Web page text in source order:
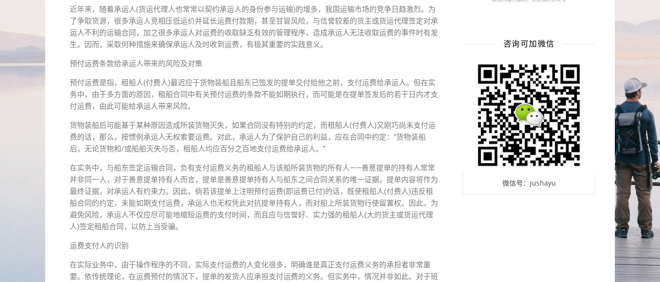
近年来，随着承运人(货运代理人也常常以契约承运人的身份参与运输)的增多，我国运输市场的竞争日趋激烈。为
了争取货源，很多承运人竞相压低运价并延长运费付款期，甚至甘冒风险，与信誉较差的货主或货运代理签定对承
运人不利的运输合同，加之很多承运人对运费的收取缺乏有效的管理程序，造成承运人无法收取运费的事件时有发
生。因而，采取何种措施来确保承运人及时收到运费，有极其重要的实践意义。
预付运费条款给承运人带来的风险及对策
预付运费是指，租船人(付费人)最迟应于货物装船且船东已签发的提单交付给他之前，支付运费给承运人。但在实
务中，由于多方面的原因，租船合同中有关预付运费的条款不能如期执行，而可能是在提单签发后的若干日内才支
付运费，由此可能给承运人带来风险。
货物装船后可能基于某种原因造成所装货物灭失，如果合同没有特别的约定，而租船人(付费人)又刚巧尚未支付运
费的话，那么，按惯例承运人无权索要运费。对此，承运人为了保护自己的利益，应在合同中约定：“货物装船
后，无论货物和/或船舶灭失与否，租船人均应百分之百地支付运费给承运人。”
在实务中，与船东签定运输合同，负有支付运费义务的租船人与该船所装货物的所有人——善意提单的持有人常常
并非同一人，对于善意提单持有人而言，提单是善意提单持有人与船东之间合同关系的唯一证据，提单内容将作为
最终证据，对承运人有约束力。因此，倘若该提单上注明预付运费(即运费已付)的话，既使租船人(付费人)违反租
船合同的约定，未能如期支付运费，承运人也无权凭此对抗提单持有人，而对船上所装货物行使留置权。因此，为
避免风险，承运人不仅应尽可能地缩短运费的支付时间，而且应与信誉好、实力强的租船人(大的货主或货运代理
人)签定租船合同，以防上当受骗。
运费支付人的识别
在实际业务中，由于操作程序的不同，实际支付运费的人变化很多，明确谁是真正支付运费义务的承担者非常重
要。依传统理论，在运费预付的情况下，提单的发货人应承担支付运费的义务。但实务中，情况并非如此。对于班
咨询可加微信
微信号：jushayu